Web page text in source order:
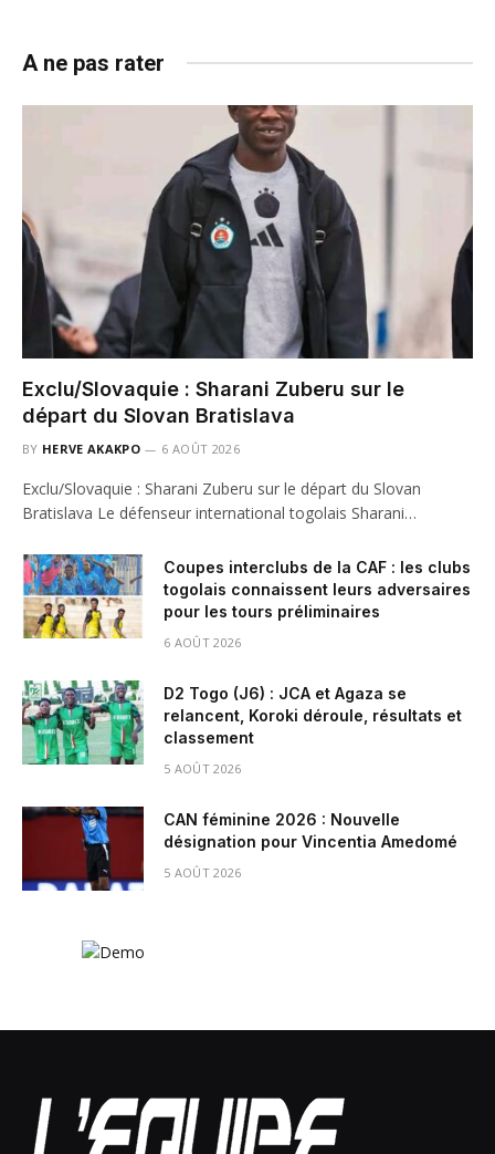
A ne pas rater
Exclu/Slovaquie : Sharani Zuberu sur le
départ du Slovan Bratislava
BY HERVE AKAKPO 6 AOÛT 2026
Exclu/Slovaquie : Sharani Zuberu sur le départ du Slovan
Bratislava Le défenseur international togolais Sharani…
Coupes interclubs de la CAF : les clubs
togolais connaissent leurs adversaires
pour les tours préliminaires
6 AOÛT 2026
D2 Togo (J6) : JCA et Agaza se
relancent, Koroki déroule, résultats et
classement
5 AOÛT 2026
CAN féminine 2026 : Nouvelle
désignation pour Vincentia Amedomé
5 AOÛT 2026